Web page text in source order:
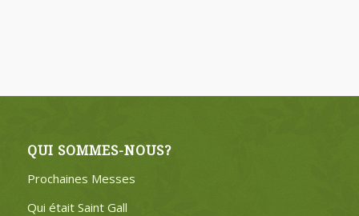
QUI SOMMES-NOUS?
Prochaines Messes
Qui était Saint Gall